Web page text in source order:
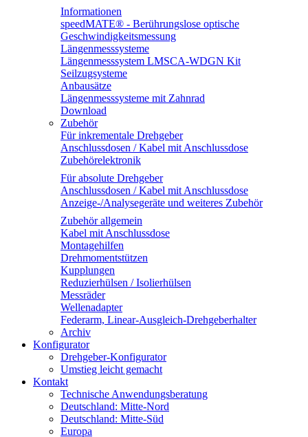
Informationen
speedMATE® - Berührungslose optische
Geschwindigkeitsmessung
Längenmesssysteme
Längenmesssystem LMSCA-WDGN Kit
Seilzugsysteme
Anbausätze
Längenmesssysteme mit Zahnrad
Download
Zubehör
Für inkrementale Drehgeber
Anschlussdosen / Kabel mit Anschlussdose
Zubehörelektronik
Für absolute Drehgeber
Anschlussdosen / Kabel mit Anschlussdose
Anzeige-/Analysegeräte und weiteres Zubehör
Zubehör allgemein
Kabel mit Anschlussdose
Montagehilfen
Drehmomentstützen
Kupplungen
Reduzierhülsen / Isolierhülsen
Messräder
Wellenadapter
Federarm, Linear-Ausgleich-Drehgeberhalter
Archiv
Konfigurator
Drehgeber-Konfigurator
Umstieg leicht gemacht
Kontakt
Technische Anwendungsberatung
Deutschland: Mitte-Nord
Deutschland: Mitte-Süd
Europa